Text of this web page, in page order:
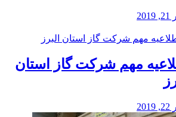
مهم شرکت گاز استان